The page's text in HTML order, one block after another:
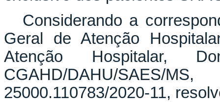
Considerando a
Geral de Atenção
Atenção Hospitalar,
CGAHD/DAHU/SAES/
25000.110783/2020-11,